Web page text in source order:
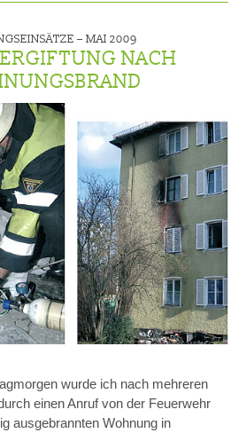
– MAI 2009
NACH
wurde ich nach mehreren
einen Anruf von der Feuerwehr
ausgebrannten Wohnung in